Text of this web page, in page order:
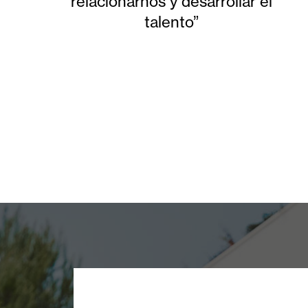
talento”